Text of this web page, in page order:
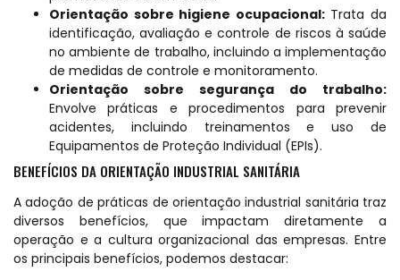
Orientação sobre higiene ocupacional:Trata da
identificação, avaliação e controle de riscos à saúde
no ambiente de trabalho, incluindo a implementação
de medidas de controle e monitoramento.
Orientação sobre segurança do trabalho:
Envolve práticas e procedimentos para prevenir
acidentes, incluindo treinamentos e uso de
Equipamentos de Proteção Individual (EPIs).
BENEFÍCIOS DA ORIENTAÇÃO INDUSTRIAL SANITÁRIA
A adoção de práticas de orientação industrial sanitária traz
diversos benefícios, que impactam diretamente a
operação e a cultura organizacional das empresas. Entre
os principais benefícios, podemos destacar: